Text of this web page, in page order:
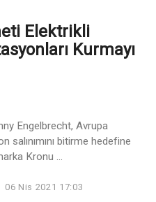
Elektrikli
Kurmayı
Engelbrecht, Avrupa
salınımını bitirme hedefine
Kronu ...
06 Nis 2021 17:03